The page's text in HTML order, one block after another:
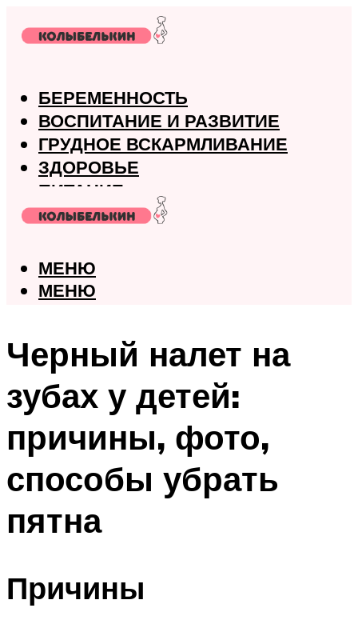
БЕРЕМЕННОСТЬ
ВОСПИТАНИЕ И РАЗВИТИЕ
ГРУДНОЕ ВСКАРМЛИВАНИЕ
ЗДОРОВЬЕ
ПИТАНИЕ
РОДЫ
МЕНЮ
МЕНЮ
Черный налет на
зубах у детей:
причины, фото,
способы убрать
пятна
Причины